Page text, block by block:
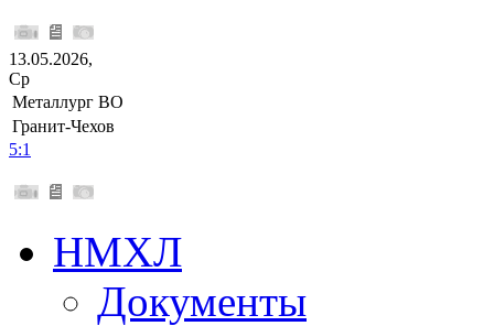
13.05.2026,
Ср
Металлург ВО
Гранит-Чехов
5:1
НМХЛ
Документы